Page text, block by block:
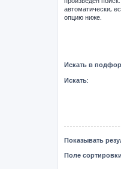
автоматически,
опцию ниже.
Искать в
Искать:
Показывать
Поле